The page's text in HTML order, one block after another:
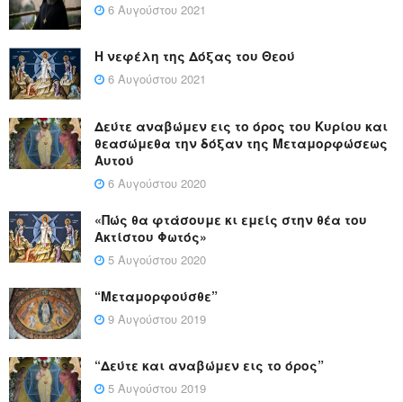
6 Αυγούστου 2021
Η νεφέλη της Δόξας του Θεού
6 Αυγούστου 2021
Δεύτε αναβώμεν εις το όρος του Κυρίου και
θεασώμεθα την δόξαν της Μεταμορφώσεως
Αυτού
6 Αυγούστου 2020
«Πώς θα φτάσουμε κι εμείς στην θέα του
Ακτίστου Φωτός»
5 Αυγούστου 2020
“Μεταμορφούσθε”
9 Αυγούστου 2019
“Δεύτε και αναβώμεν εις το όρος”
5 Αυγούστου 2019